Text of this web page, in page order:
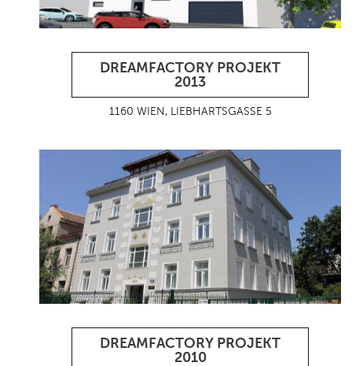
DREAMFACTORY PROJEKT
2013
1160 WIEN, LIEBHARTSGASSE 5
DREAMFACTORY PROJEKT
2010